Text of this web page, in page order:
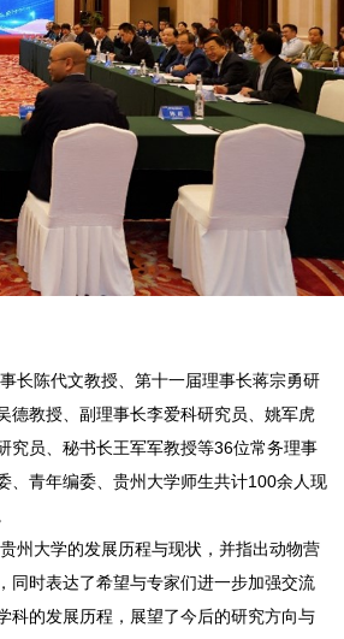
长陈代文教授、第十一届理事长蒋宗勇研
德教授、副理事长李爱科研究员、姚军虎
究员、秘书长王军军教授等36位常务理事
、青年编委、贵州大学师生共计100余人现
州大学的发展历程与现状，并指出动物营
同时表达了希望与专家们进一步加强交流
科的发展历程，展望了今后的研究方向与